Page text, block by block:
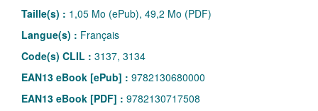
Taille(s) : 1,05 Mo (ePub), 49,2 Mo (PDF)
Langue(s) : Français
Code(s) CLIL : 3137, 3134
EAN13 eBook [ePub] : 9782130680000
EAN13 eBook [PDF] : 9782130717508